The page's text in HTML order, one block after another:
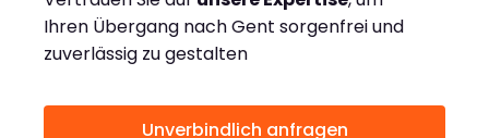
Ihren Übergang nach Gent sorgenfrei und
zuverlässig zu gestalten
Unverbindlich anfragen